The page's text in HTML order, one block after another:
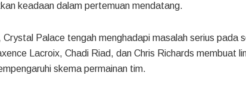
keadaan dalam pertemuan mendatang.
Crystal Palace tengah menghadapi masalah serius pada
Lacroix, Chadi Riad, dan Chris Richards membuat
skema permainan tim.